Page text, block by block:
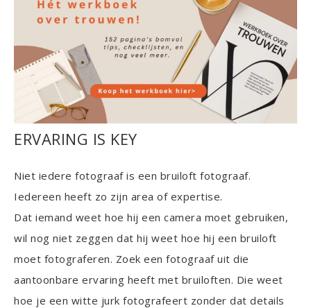
ERVARING IS KEY
Niet iedere fotograaf is een bruiloft fotograaf.
Iedereen heeft zo zijn area of expertise.
Dat iemand weet hoe hij een camera moet gebruiken,
wil nog niet zeggen dat hij weet hoe hij een bruiloft
moet fotograferen. Zoek een fotograaf uit die
aantoonbare ervaring heeft met bruiloften. Die weet
hoe je een witte jurk fotografeert zonder dat details